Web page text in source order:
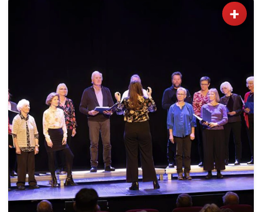
Råholt, og koret gleder seg litt ekstra til årets
julekonsert. - I år kommer Karin Melby Bjørnstad
+